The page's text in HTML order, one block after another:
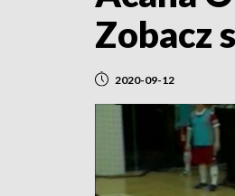
Zobacz
2020-09-12